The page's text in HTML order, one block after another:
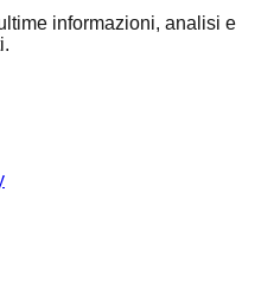
informazioni, analisi e